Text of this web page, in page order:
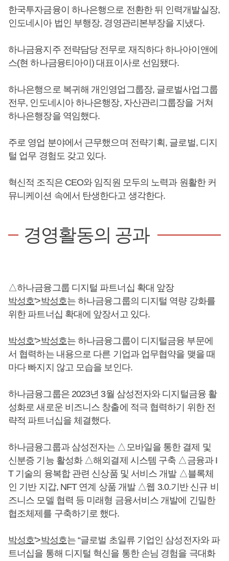
한국투자금융이 하나은행으로 전환한 뒤 인력개발실장,
인도네시아 법인 부행장, 경영관리본부장을 지냈다.
하나금융지주 전략담당 전무로 재직하다 하나아이앤에
스(현 하나금융티아이) 대표이사로 선임됐다.
하나은행으로 복귀해 개인영업그룹장, 글로벌사업그룹
전무, 인도네시아 하나은행장, 자산관리그룹장을 거쳐
하나은행장을 역임했다.
주로 영업 분야에서 근무했으며 전략기획, 글로벌, 디지
털 업무 경험도 갖고 있다.
혁신적 조직은 CEO와 임직원 모두의 노력과 원활한 커
뮤니케이션 속에서 탄생한다고 생각한다.
경영활동의 공과
△하나금융그룹 디지털 파트너십 확대 앞장
박성호'>박성호는 하나금융그룹의 디지털 역량 강화를
위한 파트너십 확대에 앞장서고 있다.
박성호'>박성호는 하나금융그룹이 디지털금융 부문에
서 협력하는 내용으로 다른 기업과 업무협약을 맺을 때
마다 빠지지 않고 모습을 보인다.
하나금융그룹은 2023년 3월 삼성전자와 디지털금융 활
성화로 새로운 비즈니스 창출에 적극 협력하기 위한 전
략적 파트너십을 체결했다.
하나금융그룹과 삼성전자는 △모바일을 통한 결제 및
신분증 기능 활성화 △해외결제 시스템 구축 △금융과 I
T 기술의 융복합 관련 신상품 및 서비스 개발 △블록체
인 기반 지갑, NFT 연계 상품 개발 △웹 3.0.기반 신규 비
즈니스 모델 협력 등 미래형 금융서비스 개발에 긴밀한
협조체제를 구축하기로 했다.
박성호'>박성호는 “글로벌 초일류 기업인 삼성전자와 파
트너십을 통해 디지털 혁신을 통한 손님 경험을 극대화